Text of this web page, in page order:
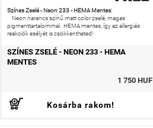
Színes Zselé - Neon 233 - HEMA Mentes:
Neon narancs színű matt color zselé, magas
pigmenttartalommal. HEMA mentes, így az allergiás
reakciók esélyét is csökkentheted!
SZÍNES ZSELÉ - NEON 233 - HEMA
MENTES
1 750 HUF
Kosárba rakom!